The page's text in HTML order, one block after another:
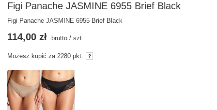
Figi Panache JASMINE 6955 Brief Black
Figi Panache JASMINE 6955 Brief Black
114,00 zł brutto / szt.
Możesz kupić za 2280 pkt.